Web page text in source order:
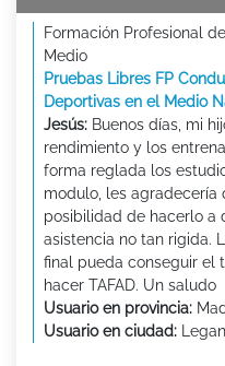
Formación Profesional
Medio
Pruebas Libres FP
Deportivas en el Medio
Jesús: Buenos días, mi
rendimiento y los
forma reglada los
modulo, les agradecería
posibilidad de hacerlo a
asistencia no tan rigida.
final pueda conseguir el
hacer TAFAD. Un saludo
Usuario en provincia:
Usuario en ciudad: